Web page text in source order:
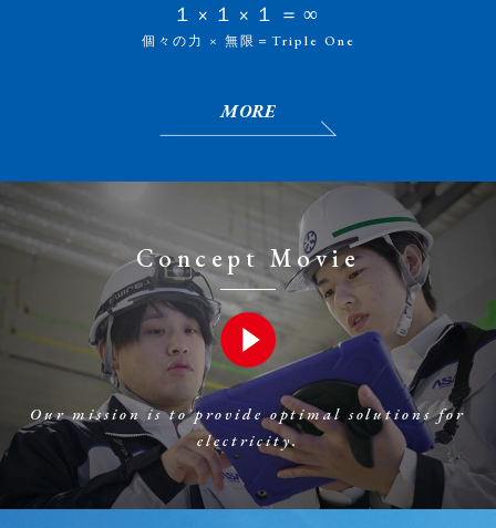
１×１×１＝∞
個々の力 × 無限＝Triple One
MORE
Concept Movie
Our mission is to provide optimal solutions for
electricity.